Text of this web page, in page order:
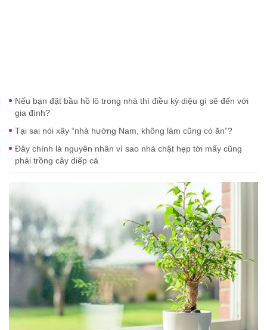
Nếu bạn đặt bầu hồ lô trong nhà thì điều kỳ diệu gì sẽ đến với
gia đình?
Tại sai nói xây “nhà hướng Nam, không làm cũng có ăn”?
Đây chính là nguyên nhân vì sao nhà chật hẹp tới mấy cũng
phải trồng cây diếp cá